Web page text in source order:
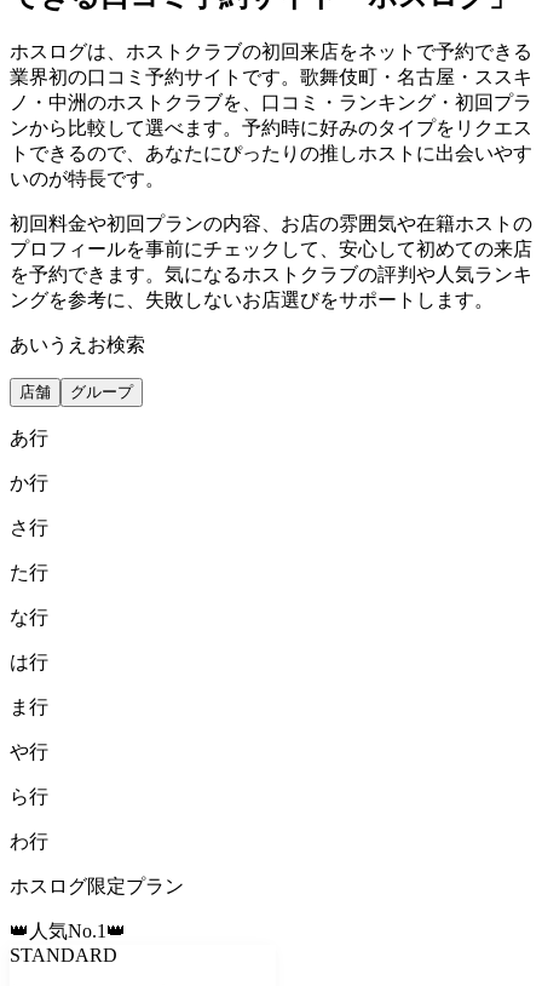
ホスログは、ホストクラブの初回来店をネットで予約できる
業界初の口コミ予約サイトです。歌舞伎町・名古屋・ススキ
ノ・中洲のホストクラブを、口コミ・ランキング・初回プラ
ンから比較して選べます。予約時に好みのタイプをリクエス
トできるので、あなたにぴったりの推しホストに出会いやす
いのが特長です。
初回料金や初回プランの内容、お店の雰囲気や在籍ホストの
プロフィールを事前にチェックして、安心して初めての来店
を予約できます。気になるホストクラブの評判や人気ランキ
ングを参考に、失敗しないお店選びをサポートします。
あいうえお検索
店舗 グループ
あ行
か行
さ行
た行
な行
は行
ま 行
や行
ら行
わ行
ホスログ限定プラン
👑人気No.1👑
STANDARD